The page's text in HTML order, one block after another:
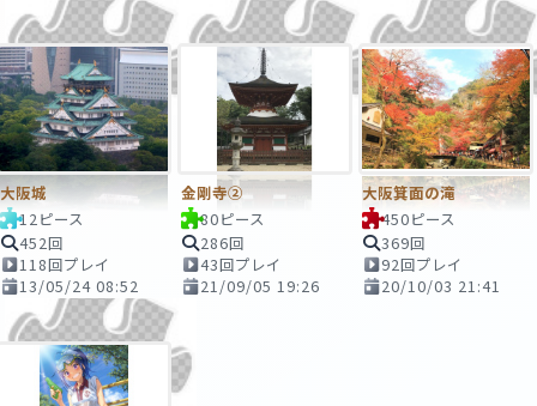
大阪城
12ピース
452回
118回プレイ
13/05/24 08:52
金剛寺②
80ピース
286回
43回プレイ
21/09/05 19:26
大阪箕面の滝
450ピース
369回
92回プレイ
20/10/03 21:41